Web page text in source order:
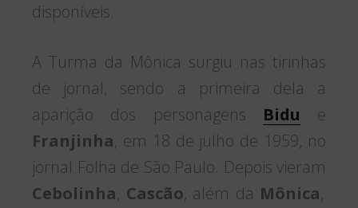
disponíveis.
A Turma da Mônica surgiu nas tirinhas
de jornal, sendo a primeira dela a
aparição dos personagens Bidu
e
Franjinha, em 18 de julho de 1959, no
jornal Folha de São Paulo. Depois vieram
Cebolinha, Cascão, além da Mônica,